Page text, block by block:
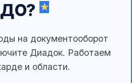
на документооборот
Диадок. Работаем
и области.